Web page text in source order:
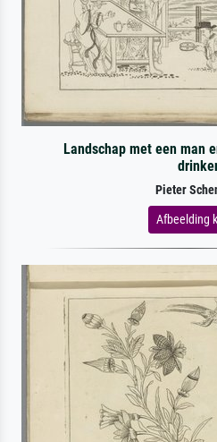
Landschap met een man
Pieter
Afbeelding